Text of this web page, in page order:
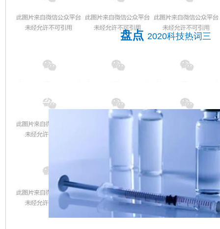
盘点 2020科技热词三
新冠疫苗